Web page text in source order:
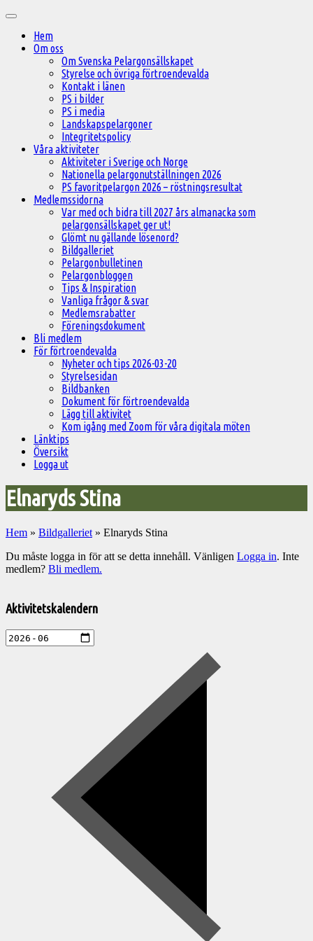
innehåll
Huvudmeny
Hem
Om oss
Om Svenska Pelargonsällskapet
Styrelse och övriga förtroendevalda
Kontakt i länen
PS i bilder
PS i media
Landskapspelargoner
Integritetspolicy
Våra aktiviteter
Aktiviteter i Sverige och Norge
Nationella pelargonutställningen 2026
PS favoritpelargon 2026 – röstningsresultat
Medlemssidorna
Var med och bidra till 2027 års almanacka som
pelargonsällskapet ger ut!
Glömt nu gällande lösenord?
Bildgalleriet
Pelargonbulletinen
Pelargonbloggen
Tips & Inspiration
Vanliga frågor & svar
Medlemsrabatter
Föreningsdokument
Bli medlem
För förtroendevalda
Nyheter och tips 2026-03-20
Styrelsesidan
Bildbanken
Dokument för förtroendevalda
Lägg till aktivitet
Kom igång med Zoom för våra digitala möten
Länktips
Översikt
Logga ut
Elnaryds Stina
Hem » Bildgalleriet » Elnaryds Stina
Du måste logga in för att se detta innehåll. Vänligen Logga in. Inte
medlem? Bli medlem.
till
aktiviteter
Aktivitetskalendern